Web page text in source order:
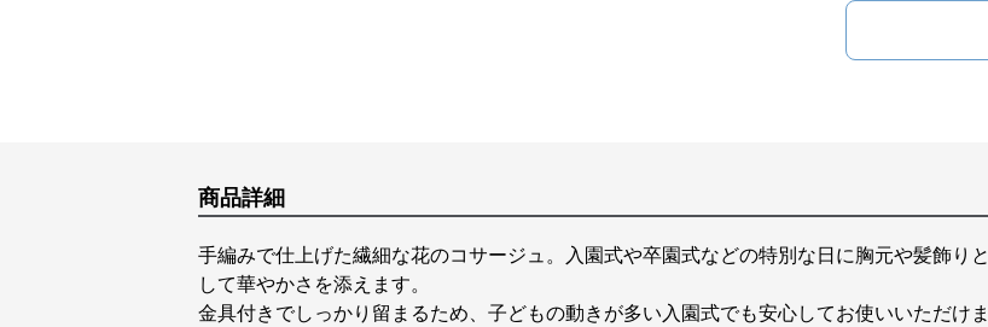
商品詳細
手編みで仕上げた繊細な花のコサージュ。入園式や卒園式などの特別な日に胸元や髪飾りと
して華やかさを添えます。
金具付きでしっかり留まるため、子どもの動きが多い入園式でも安心してお使いいただけま